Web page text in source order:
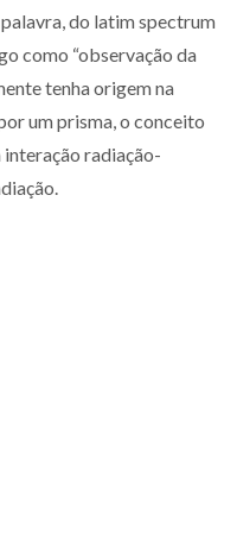
do latim spectrum
como “observação da
tenha origem na
um prisma, o conceito
radiação-